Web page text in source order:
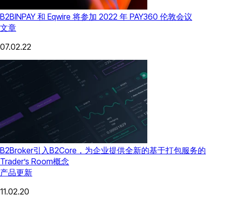
B2BINPAY 和 Eqwire 将参加 2022 年 PAY360 伦敦会议
文章
07.02.22
B2Broker引入B2Core，为企业提供全新的基于打包服务的
Trader’s Room概念
产品更新
11.02.20